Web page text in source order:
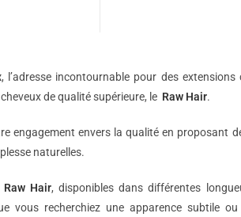
, l’adresse incontournable pour des
de qualité supérieure, le Raw Hair.
engagement envers la qualité en proposant
naturelles.
Raw Hair, disponibles dans différentes
vous recherchiez une apparence subtile